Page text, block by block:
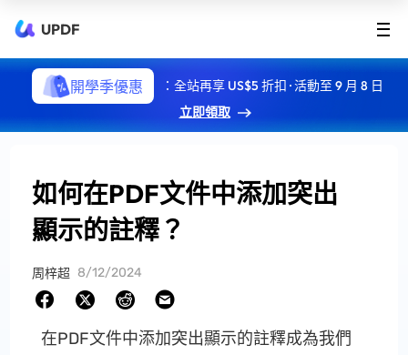
UPDF
開學季優惠
：全站再享 US$5 折扣 · 活動至 9 月 8 日
立即領取
如何在PDF文件中添加突出
顯示的註釋？
周梓超 8/12/2024
在PDF文件中添加突出顯示的註釋成為我們